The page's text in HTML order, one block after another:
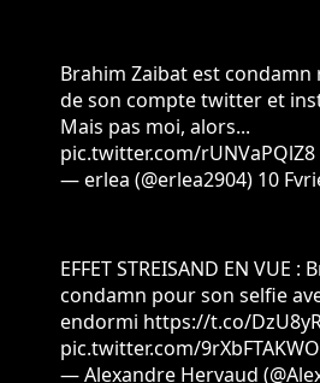
Brahim Zaibat est
de son compte twitter et
Mais pas moi, alors...
pic.twitter.com/rUNVaPQlZ8
— erlea (@erlea2904) 10
EFFET STREISAND EN VUE
condamn pour son selfie
endormi https://t.co/
pic.twitter.com/9rXbFTAKWO
— Alexandre Hervaud